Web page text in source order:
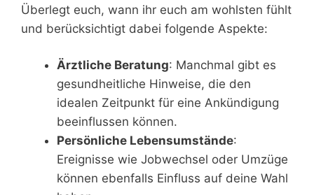
Überlegt euch, wann ihr euch am wohlsten fühlt
und berücksichtigt dabei folgende Aspekte:
Ärztliche Beratung: Manchmal gibt es
gesundheitliche Hinweise, die den
idealen Zeitpunkt für eine Ankündigung
beeinflussen können.
Persönliche Lebensumstände:
Ereignisse wie Jobwechsel oder Umzüge
können ebenfalls Einfluss auf deine Wahl